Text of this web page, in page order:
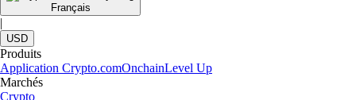
Français
|
USD
Produits
Application Crypto.comOnchainLevel Up
Marchés
Crypto